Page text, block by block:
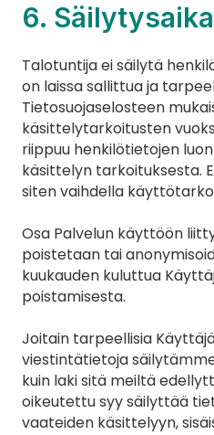
6. Säilytysaika
Talotuntija ei säilytä
on laissa sallittua ja
Tietosuojaselosteen
käsittelytarkoitusten
riippuu henkilötietojen
käsittelyn tarkoituksesta.
siten vaihdella
Osa Palvelun käyttöön
poistetaan tai
kuukauden kuluttua
poistamisesta.
Joitain tarpeellisia
viestintätietoja
kuin laki sitä meiltä
oikeutettu syy säilyttää
vaateiden käsittelyyn,